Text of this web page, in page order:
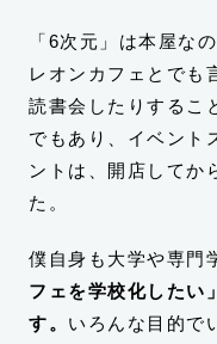
「6次元」は本屋な
レオンカフェとでも
読書会したりするこ
でもあり、イベント
ントは、開店してか
た。
僕自身も大学や専門
フェを学校化したい
す。 いろんな目的で